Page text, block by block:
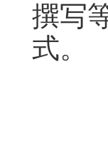
撰写
式。